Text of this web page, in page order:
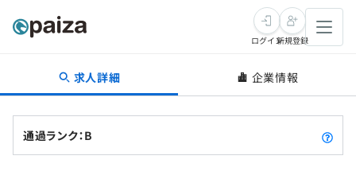
転職・キャリア
新卒就活
ログイン新規登録
求人詳細 企業情報
通過ランク：B